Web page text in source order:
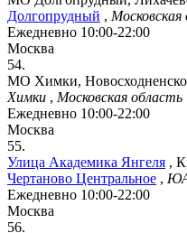
Долгопрудный , Московская
Ежедневно 10:00-22:00
Москва
54.
МО Химки,
Химки , Московская область
Ежедневно 10:00-22:00
Москва
55.
Улица Академика Янгеля ,
Чертаново Центральное ,
Ежедневно 10:00-22:00
Москва
56.